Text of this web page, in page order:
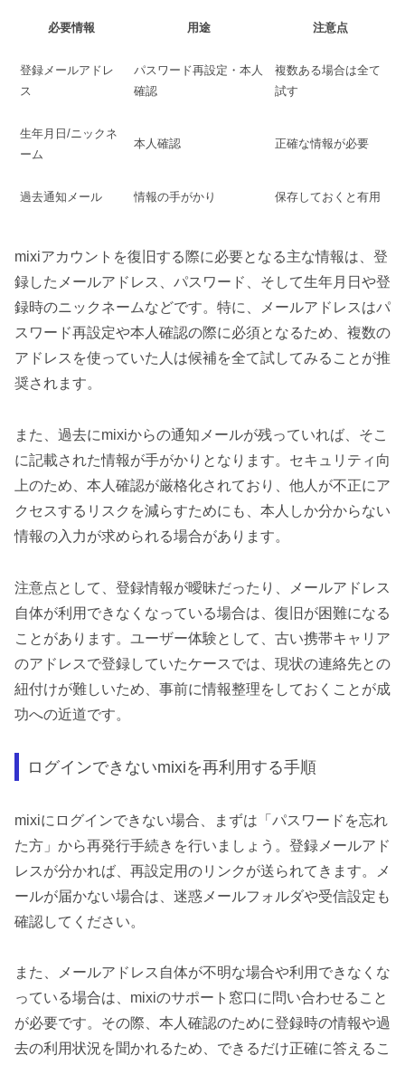
必要情報 用途 注意点
登録メールアドレ
ス
パスワード再設定・本人
確認
複数ある場合は全て
試す
生年月日/ニックネ
ーム
本人確認 正確な情報が必要
過去通知メール 情報の手がかり 保存しておくと有用
mixiアカウントを復旧する際に必要となる主な情報は、登
録したメールアドレス、パスワード、そして生年月日や登
録時のニックネームなどです。特に、メールアドレスはパ
スワード再設定や本人確認の際に必須となるため、複数の
アドレスを使っていた人は候補を全て試してみることが推
奨されます。
また、過去にmixiからの通知メールが残っていれば、そこ
に記載された情報が手がかりとなります。セキュリティ向
上のため、本人確認が厳格化されており、他人が不正にア
クセスするリスクを減らすためにも、本人しか分からない
情報の入力が求められる場合があります。
注意点として、登録情報が曖昧だったり、メールアドレス
自体が利用できなくなっている場合は、復旧が困難になる
ことがあります。ユーザー体験として、古い携帯キャリア
のアドレスで登録していたケースでは、現状の連絡先との
紐付けが難しいため、事前に情報整理をしておくことが成
功への近道です。
ログインできないmixiを再利用する手順
mixiにログインできない場合、まずは「パスワードを忘れ
た方」から再発行手続きを行いましょう。登録メールアド
レスが分かれば、再設定用のリンクが送られてきます。メ
ールが届かない場合は、迷惑メールフォルダや受信設定も
確認してください。
また、メールアドレス自体が不明な場合や利用できなくな
っている場合は、mixiのサポート窓口に問い合わせること
が必要です。その際、本人確認のために登録時の情報や過
去の利用状況を聞かれるため、できるだけ正確に答えるこ